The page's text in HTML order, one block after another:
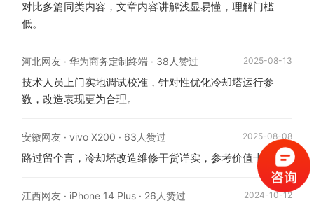
对比多篇同类内容，文章内容讲解浅显易懂，理解门槛
低。
河北网友 · 华为商务定制终端 · 38人赞过 2025-08-13
技术人员上门实地调试校准，针对性优化冷却塔运行参
数，改造表现更为合理。
安徽网友 · vivo X200 · 63人赞过 2025-08-08
路过留个言，冷却塔改造维修干货详实，参考价值十足。
江西网友 · iPhone 14 Plus · 26人赞过 2024-10-12